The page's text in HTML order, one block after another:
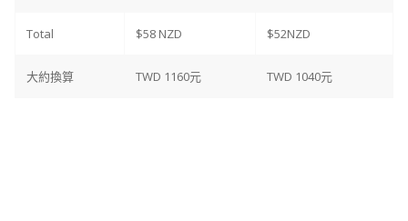
Total $58 NZD $52NZD
大約換算 TWD 1160元 TWD 1040元